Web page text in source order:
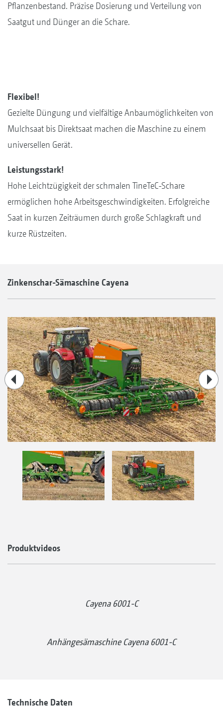
Pflanzenbestand. Präzise Dosierung und Verteilung von
Saatgut und Dünger an die Schare.
Flexibel!
Gezielte Düngung und vielfältige Anbaumöglichkeiten von
Mulchsaat bis Direktsaat machen die Maschine zu einem
universellen Gerät.
Leistungsstark!
Hohe Leichtzügigkeit der schmalen TineTeC-Schare
ermöglichen hohe Arbeitsgeschwindigkeiten. Erfolgreiche
Saat in kurzen Zeiträumen durch große Schlagkraft und
kurze Rüstzeiten.
Zinkenschar-Sämaschine Cayena
Produktvideos
Cayena 6001-C
Anhängesämaschine Cayena 6001-C
Technische Daten